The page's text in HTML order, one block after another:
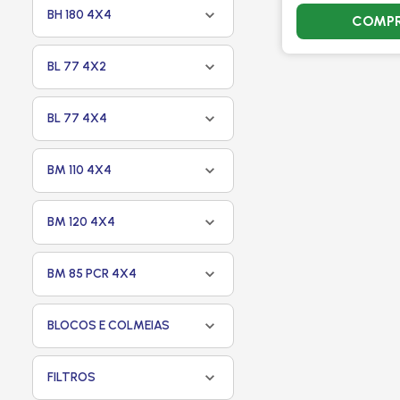
BH 180 4X4
BL 77 4X2
BL 77 4X4
BM 110 4X4
BM 120 4X4
BM 85 PCR 4X4
BLOCOS E COLMEIAS
FILTROS